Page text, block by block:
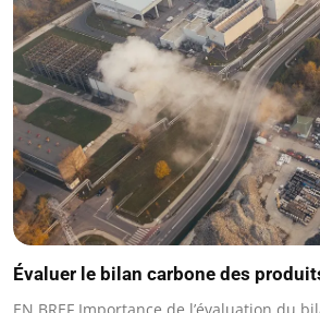
Évaluer le bilan carbone des